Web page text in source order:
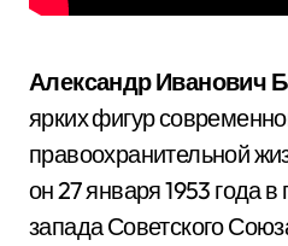
Александр Иванович
ярких фигур
правоохранительной
он 27 января 1953 года
запада Советского